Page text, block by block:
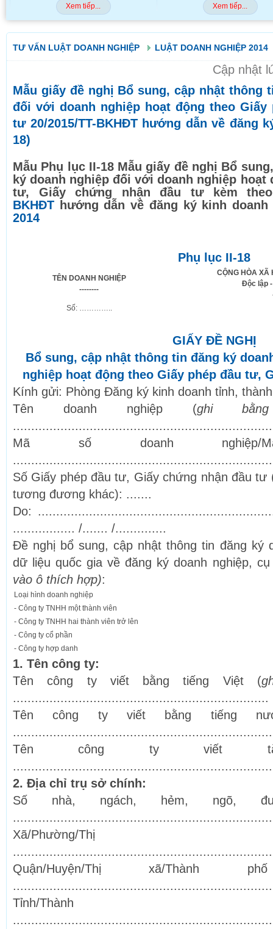
TƯ VẤN LUẬT DOANH NGHIỆP LUẬT DOANH NGHIỆP 2014
Cập nhật
Mẫu giấy đề nghị Bổ sung, cập nhật thông
đối với doanh nghiệp hoạt động theo Giấy
tư 20/2015/TT-BKHĐT hướng dẫn về đăng
18)
Mẫu Phụ lục II-18 Mẫu giấy đề nghị Bổ
ký doanh nghiệp đối với doanh nghiệp hoạt
tư, Giấy chứng nhận đầu tư kèm theo
BKHĐT hướng dẫn về đăng ký kinh doanh
2014
Phụ lục II-18
TÊN DOANH NGHIỆP
--------
CỘNG HÒA XÃ
Độc lập
Số: …………..
GIẤY ĐỀ NGHỊ
Bổ sung, cập nhật thông tin đăng ký
nghiệp hoạt động theo Giấy phép đầu tư,
Kính gửi: Phòng Đăng ký kinh doanh tỉnh,
Tên doanh nghiệp (ghi
Mã số doanh
Số Giấy phép đầu tư, Giấy chứng nhận đầu
tương đương khác): .......
Do:
................. /....... /..............
Đề nghị bổ sung, cập nhật thông tin đăng ký
dữ liệu quốc gia về đăng ký doanh nghiệp,
vào ô thích hợp):
Loại hình doanh nghiệp
- Công ty TNHH một thành viên
- Công ty TNHH hai thành viên trở lên
- Công ty cổ phần
- Công ty hợp danh
1. Tên công ty:
Tên công ty viết bằng tiếng Việt (
......................................................................
Tên công ty viết bằng tiếng
Tên công ty viết
2. Địa chỉ trụ sở chính:
Số nhà, ngách, hẻm, ngõ,
Xã/Phường/
Quận/Huyện/Thị xã/
Tỉnh/